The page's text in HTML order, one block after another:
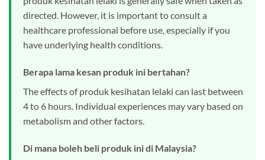
directed. However, it is important to consult a
healthcare professional before use, especially if you
have underlying health conditions.
Berapa lama kesan produk ini bertahan?
The effects of produk kesihatan lelaki can last between
4 to 6 hours. Individual experiences may vary based on
metabolism and other factors.
Di mana boleh beli produk ini di Malaysia?